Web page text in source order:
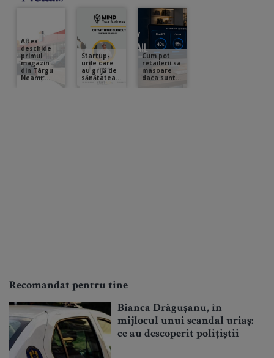
Recomandat pentru tine
Bianca Drăgușanu, în
mijlocul unui scandal uriaș:
ce au descoperit polițiștii